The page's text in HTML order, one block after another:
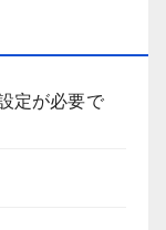
定が必要で